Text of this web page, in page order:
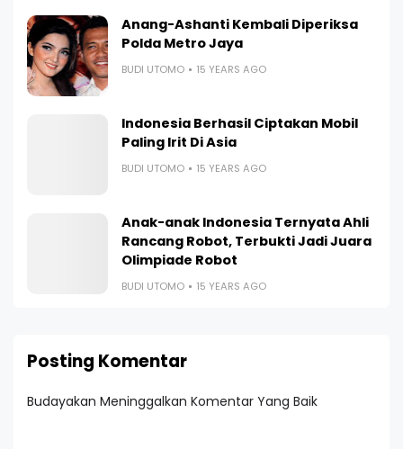
Anang-Ashanti Kembali Diperiksa
Polda Metro Jaya
BUDI UTOMO 15 YEARS AGO
Indonesia Berhasil Ciptakan Mobil
Paling Irit Di Asia
BUDI UTOMO 15 YEARS AGO
Anak-anak Indonesia Ternyata Ahli
Rancang Robot, Terbukti Jadi Juara
Olimpiade Robot
BUDI UTOMO 15 YEARS AGO
Posting Komentar
Budayakan Meninggalkan Komentar Yang Baik